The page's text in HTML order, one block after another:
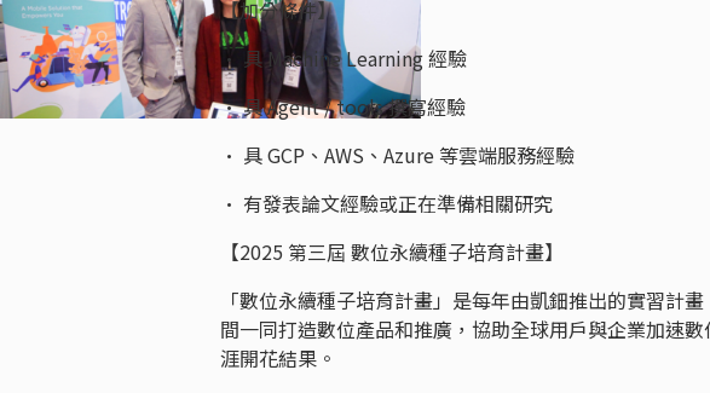
【加分條件】
• 具 Machine Learning 經驗
• 具 Agent / tools 撰寫經驗
• 具 GCP、AWS、Azure 等雲端服務經驗
• 有發表論文經驗或正在準備相關研究
【2025 第三屆 數位永續種子培育計畫】
「數位永續種子培育計畫」是每年由凱鈿推出的實習計
間一同打造數位產品和推廣，協助全球用戶與企業加速
涯開花結果。